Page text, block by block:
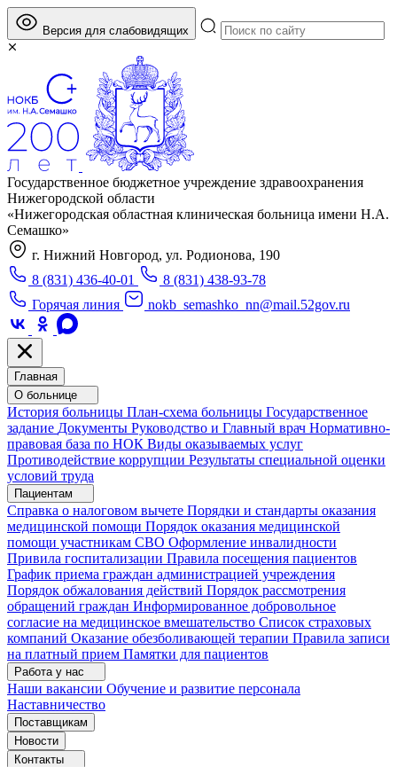
Версия для слабовидящих
Государственное бюджетное учреждение здравоохранения
Нижегородской области
«Нижегородская областная клиническая больница имени Н.А.
Семашко»
г. Нижний Новгород, ул. Родионова, 190
8 (831) 436-40-01
8 (831) 438-93-78
Горячая линия
nokb_semashko_nn@mail.52gov.ru
Главная
О больнице
История больницы План-схема больницы Государственное
задание Документы Руководство и Главный врач Нормативно-
правовая база по НОК Виды оказываемых услуг
Противодействие коррупции Результаты специальной оценки
условий труда
Пациентам
Справка о налоговом вычете Порядки и стандарты оказания
медицинской помощи Порядок оказания медицинской
помощи участникам СВО Оформление инвалидности
Привила госпитализации Правила посещения пациентов
График приема граждан администрацией учреждения
Порядок обжалования действий Порядок рассмотрения
обращений граждан Информированное добровольное
согласие на медицинское вмешательство Список страховых
компаний Оказание обезболивающей терапии Правила записи
на платный прием Памятки для пациентов
Работа у нас
Наши вакансии Обучение и развитие персонала
Наставничество
Поставщикам
Новости
Контакты